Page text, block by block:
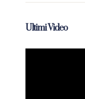
Ultimi Video